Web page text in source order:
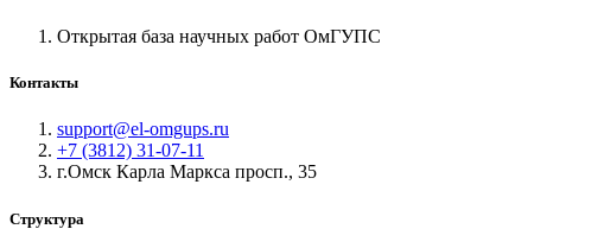
Открытая база научных работ ОмГУПС
Контакты
support@el-omgups.ru
+7 (3812) 31-07-11
г.Омск Карла Маркса просп., 35
Структура